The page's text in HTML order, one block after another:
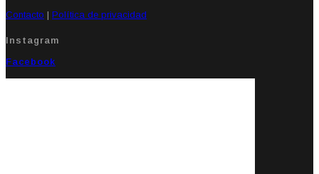
Contacto | Política de privacidad
Instagram
Facebook